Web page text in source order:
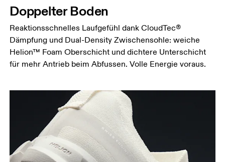
Doppelter Boden
Reaktionsschnelles Laufgefühl dank CloudTec®
Dämpfung und Dual-Density Zwischensohle: weiche
Helion™ Foam Oberschicht und dichtere Unterschicht
für mehr Antrieb beim Abfussen. Volle Energie voraus.